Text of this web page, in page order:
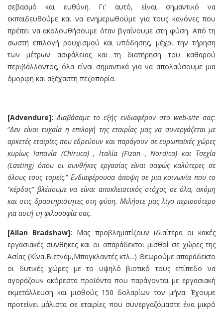
σεβασμό και ευθύνη. Γι' αυτό, είναι σημαντικό να
εκπαιδευθούμε και να ενημερωθούμε για τους κανόνες που
πρέπει να ακολουθήσουμε όταν βγαίνουμε στη φύση. Από τη
σωστή επιλογή ρουχισμού και υπόδησης, μέχρι την τήρηση
των μέτρων ασφάλειας και τη διατήρηση του καθαρού
περιβάλλοντος, όλα είναι σημαντικά για να απολαύσουμε μια
όμορφη και αξέχαστη πεζοπορία.
[Advendure]:Διαβάσαμε το εξής ενδιαφέρον στο web-site σας:
“Δεν είναι τυχαία η επιλογή της εταιρίας μας να συνεργάζεται με
αρκετές εταιρίες που εδρεύουν και παράγουν σε ευρωπαϊκές χώρες
κυρίως Ισπανία (Chiruca) , Ιταλία (Fizan , Nordica) και Τσεχία
(Lasting) όπου οι συνθήκες εργασίας είναι σαφώς καλύτερες σε
όλους τους τομείς.”Ενδιαφέρουσα άποψη σε μια κοινωνία που το
“κέρδος” βλέπουμε να είναι αποκλειστικός στόχος σε όλα, ακόμη
και στις δραστηριότητες στη φύση. Μιλήστε μας λίγο περισσότερο
για αυτή τη φιλοσοφία σας.
[Allan Bradshaw]: Μας προβληματίζουν ιδιαίτερα οι κακές
εργασιακές συνθήκες και οι απαράδεκτοι μισθοί σε χώρες της
Ασίας (Κίνα,Βιετνάμ,Μπαγκλαντές κτλ...) Θεωρούμε απαράδεκτο
οι δυτικές χώρες με το υψηλό βιοτικό τους επίπεδο να
αγοράζουν ακόρεστα προϊόντα που παράγονται με εργασιακή
εκμετάλλευση και μισθούς 150 δολαρίων τον μήνα. Έχουμε
προτείνει μάλιστα σε εταιρίες που συνεργαζόμαστε ένα μικρό